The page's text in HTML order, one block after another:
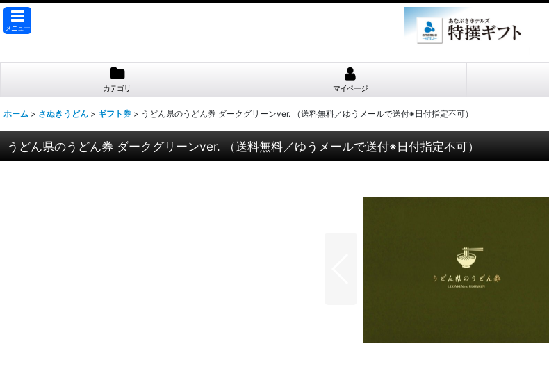
メニュー
カテゴリ マイページ
ホーム > さぬきうどん > ギフト券 > うどん県のうどん券 ダークグリーンver. （送料無料／ゆうメールで送付※日付指定不可）
うどん県のうどん券 ダークグリーンver. （送料無料／ゆうメールで送付※日付指定不可）